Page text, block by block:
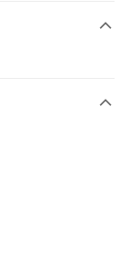
AFTEE先享後付」
可透過四大超商／
。